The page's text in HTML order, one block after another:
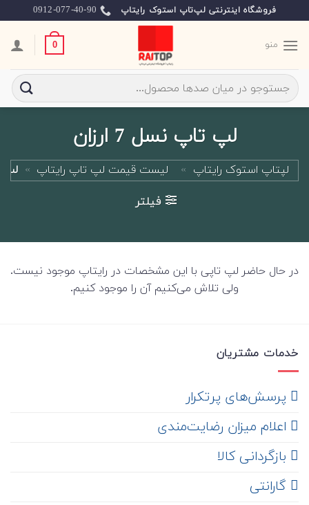
to
content
فروشگاه اینترنتی لپ‌تاپ استوک رایتاپ 0912-077-40-90
منو 0
جستجو
برای:
لپ تاپ نسل 7 ارزان
لپتاپ استوک رایتاپ » لیست قیمت لپ تاپ رایتاپ » لپ
فیلتر
در حال حاضر لپ تاپی با این مشخصات در رایتاپ موجود نیست.
ولی تلاش می‌کنیم آن را موجود کنیم.
خدمات مشتریان
‌ پرسش‌های پرتکرار
اعلام میزان رضایت‌مندی
‌ بازگردانی کالا
گارانتی